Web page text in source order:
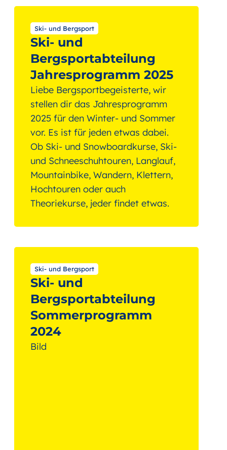
Ski- und Bergsport
Ski- und
Bergsportabteilung
Jahresprogramm 2025
Liebe Bergsportbegeisterte, wir
stellen dir das Jahresprogramm
2025 für den Winter- und Sommer
vor. Es ist für jeden etwas dabei.
Ob Ski- und Snowboardkurse, Ski-
und Schneeschuhtouren, Langlauf,
Mountainbike, Wandern, Klettern,
Hochtouren oder auch
Theoriekurse, jeder findet etwas.
Ski- und Bergsport
Ski- und
Bergsportabteilung
Sommerprogramm
2024
Bild